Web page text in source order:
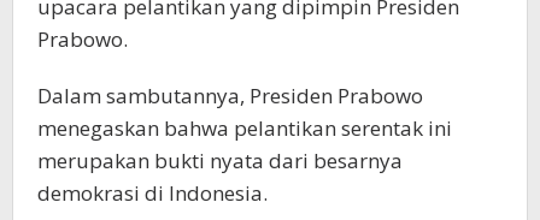
upacara pelantikan yang dipimpin Presiden
Prabowo.
Dalam sambutannya, Presiden Prabowo
menegaskan bahwa pelantikan serentak ini
merupakan bukti nyata dari besarnya
demokrasi di Indonesia.